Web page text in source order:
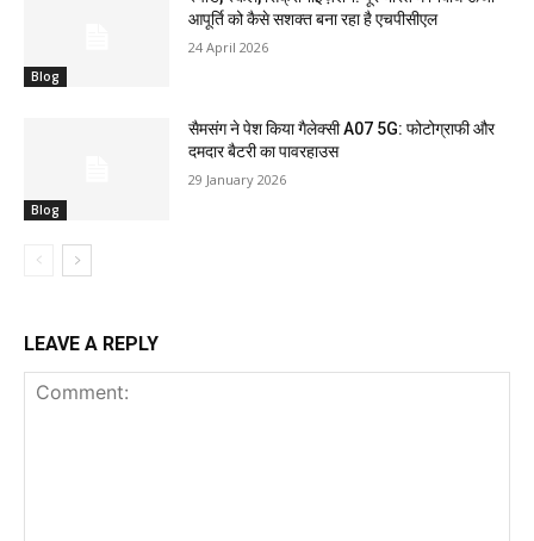
Blog
आपूर्ति को कैसे सशक्त बना रहा है एचपीसीएल
24 April 2026
Blog
सैमसंग ने पेश किया गैलेक्सी A07 5G: फोटोग्राफी और
दमदार बैटरी का पावरहाउस
29 January 2026
LEAVE A REPLY